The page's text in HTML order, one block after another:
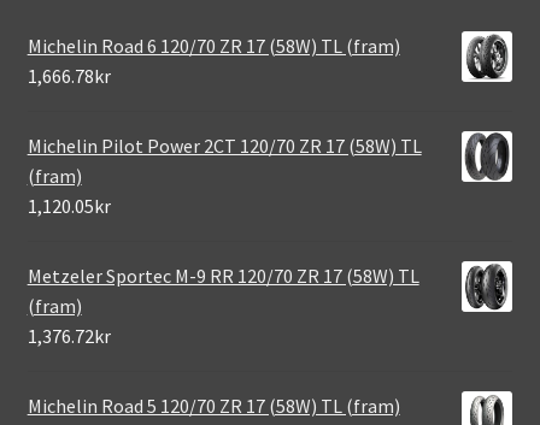
Michelin Road 6 120/70 ZR 17 (58W) TL (fram)
1,666.78kr
Michelin Pilot Power 2CT 120/70 ZR 17 (58W) TL
(fram)
1,120.05kr
Metzeler Sportec M-9 RR 120/70 ZR 17 (58W) TL
(fram)
1,376.72kr
Michelin Road 5 120/70 ZR 17 (58W) TL (fram)